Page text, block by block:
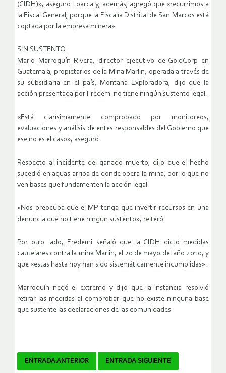
(CIDH)», aseguró Loarca y, además, agregó que «recurrimos a
la Fiscal General, porque la Fiscalía Distrital de San Marcos está
coptada por la empresa minera».
SIN SUSTENTO
Mario Marroquín Rivera, director ejecutivo de GoldCorp en
Guatemala, propietarios de la Mina Marlin, operada a través de
su subsidiaria en el país, Montana Exploradora, dijo que la
acción presentada por Fredemi no tiene ningún sustento legal.
«Está clarísimamente comprobado por monitoreos,
evaluaciones y análisis de entes responsables del Gobierno que
ese no es el caso», aseguró.
Respecto al incidente del ganado muerto, dijo que el hecho
sucedió en aguas arriba de donde opera la mina, por lo que no
ven bases que fundamenten la acción legal.
«Nos preocupa que el MP tenga que invertir recursos en una
denuncia que no tiene ningún sustento», reiteró.
Por otro lado, Fredemi señaló que la CIDH dictó medidas
cautelares contra la mina Marlin, el 20 de mayo del año 2010, y
que «estas hasta hoy han sido sistemáticamente incumplidas».
Marroquín negó el extremo y dijo que la instancia resolvió
retirar las medidas al comprobar que no existe ninguna base
que sustente las declaraciones de las comunidades.
Navegador
ENTRADA ANTERIOR ENTRADA SIGUIENTE